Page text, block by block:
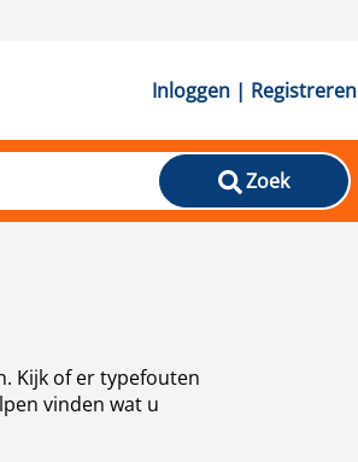
Inloggen | Registreren
Zoek
Kijk of er typefouten
vinden wat u